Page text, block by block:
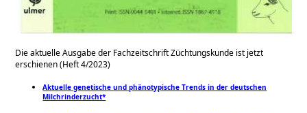
Die aktuelle Ausgabe der Fachzeitschrift Züchtungskunde ist jetzt
erschienen (Heft 4/2023)
Aktuelle genetische und phänotypische Trends in der deutschen
Milchrinderzucht*